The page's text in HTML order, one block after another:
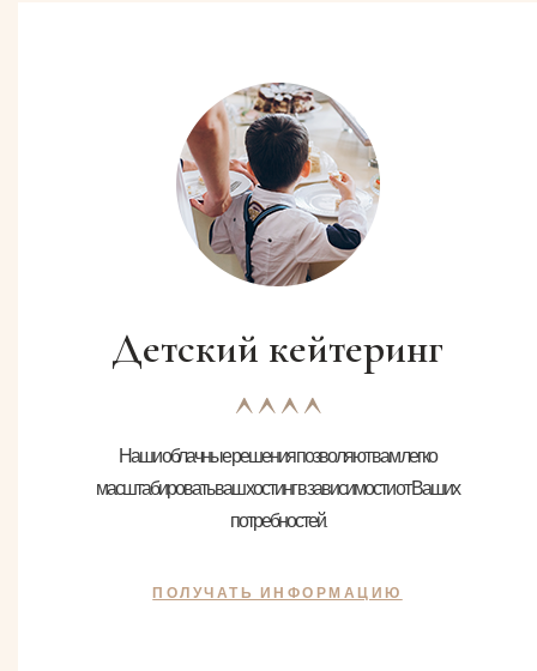
Детский кейтеринг
Наши облачные решения позволяют вам легко
масштабировать ваш хостинг в зависимости от Ваших
потребностей.
ПОЛУЧАТЬ ИНФОРМАЦИЮ